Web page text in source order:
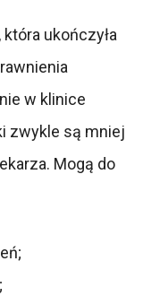
ukończyła
w klinice
zwykle są mniej
Mogą do